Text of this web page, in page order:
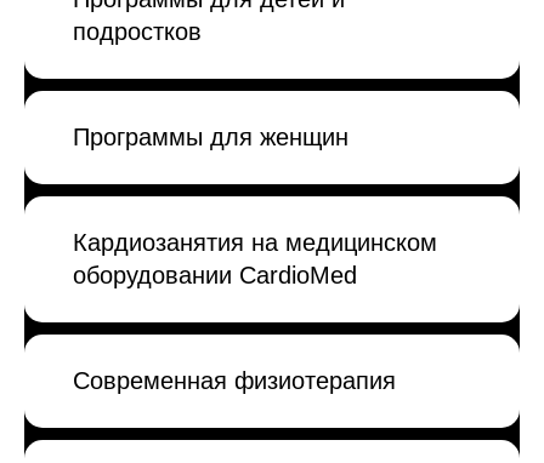
подростков
Программы для женщин
Кардиозанятия на медицинском
оборудовании CardioMed
Современная физиотерапия